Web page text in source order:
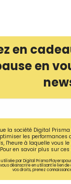
en
en
la société Digital
les performances
l'heure à laquelle vous
en savoir plus sur
par Digital Prisma
désinscrire en utilisant le lien
vos droits, prenez